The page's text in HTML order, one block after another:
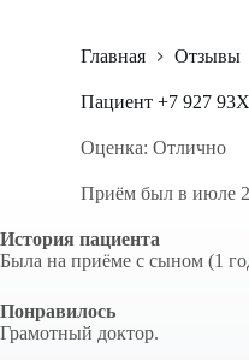
Главная Отзывы
Пациент +7 927
Оценка: Отлично
Приём был в июле
История пациента
Была на приёме с сыном (1
Понравилось
Грамотный доктор.